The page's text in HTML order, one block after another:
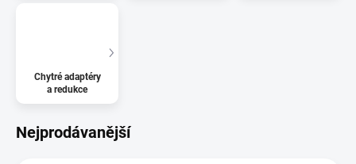
Chytré adaptéry
a redukce
Nejprodávanější